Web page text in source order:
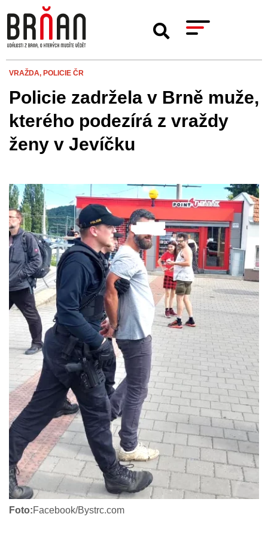
VRAŽDA, POLICIE ČR
Policie zadržela v Brně muže,
kterého podezírá z vraždy
ženy v Jevíčku
Foto:Facebook/Bystrc.com